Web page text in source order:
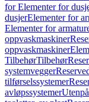
for Elementer for
dusjerElementer for
Elementer for
oppvaskmaskiner
oppvaskmaskiner
TilbehørTilbehør
systemvegger
tilførselssystemer
avløpssystemer